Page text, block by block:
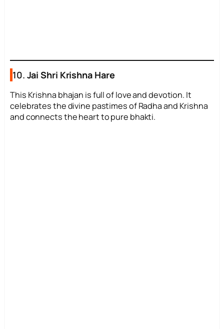
10. Jai Shri Krishna Hare
This Krishna bhajan is full of love and devotion. It
celebrates the divine pastimes of Radha and Krishna
and connects the heart to pure bhakti.